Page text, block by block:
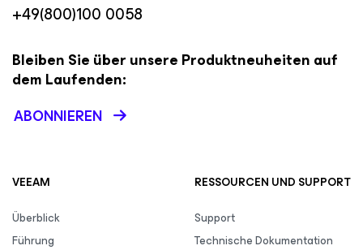
+49(800)100 0058
Bleiben Sie über unsere Produktneuheiten auf
dem Laufenden:
ABONNIEREN
VEEAM
Überblick
Führung
RESSOURCEN UND SUPPORT
Support
Technische Dokumentation